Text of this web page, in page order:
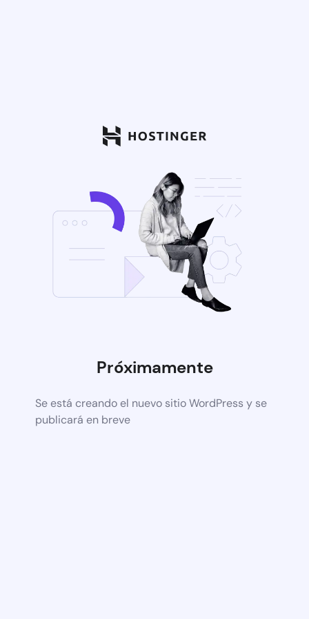
Próximamente
Se está creando el nuevo sitio WordPress y se
publicará en breve